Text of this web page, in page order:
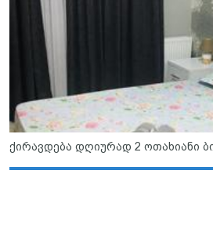
ქირავდება დღიურად 2 ოთახიანი